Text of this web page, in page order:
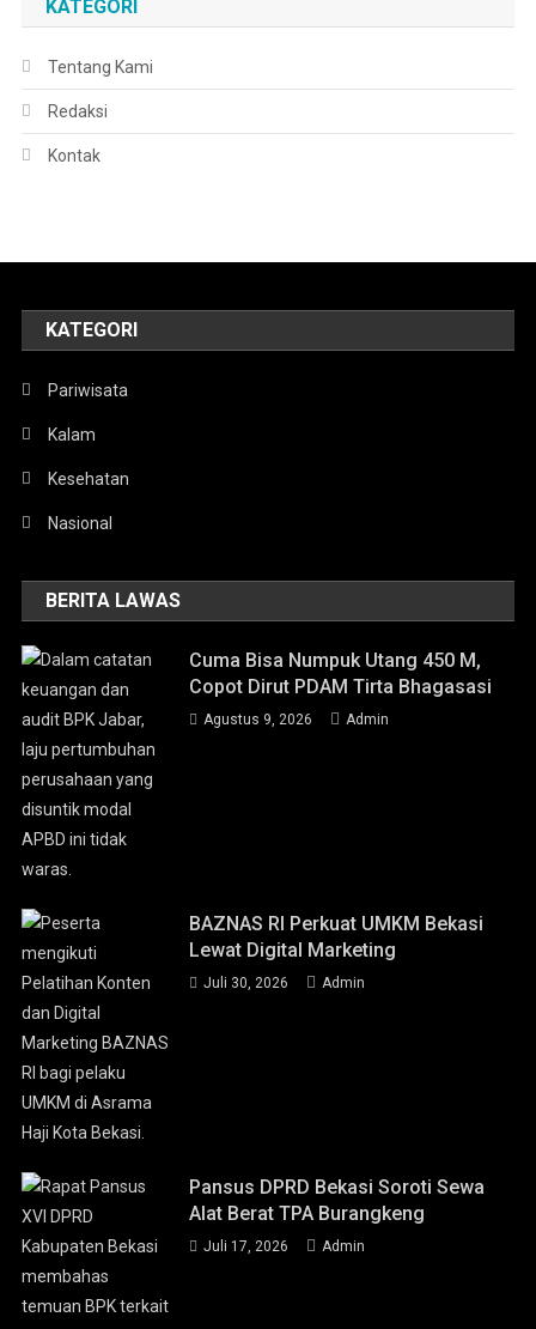
KATEGORI
Tentang Kami
Redaksi
Kontak
KATEGORI
Pariwisata
Kalam
Kesehatan
Nasional
BERITA LAWAS
Cuma Bisa Numpuk Utang 450 M,
Copot Dirut PDAM Tirta Bhagasasi
Agustus 9, 2026 Admin
BAZNAS RI Perkuat UMKM Bekasi
Lewat Digital Marketing
Juli 30, 2026 Admin
Pansus DPRD Bekasi Soroti Sewa
Alat Berat TPA Burangkeng
Juli 17, 2026 Admin